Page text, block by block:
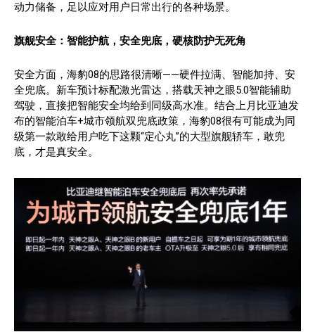
动力储备，足以应对用户日常出行的各种场景。
旗舰安全：智能护航，安全兜底，硬核防护无死角
安全方面，海豹08的思路很清晰——硬件拉满、智能加持、安
全兜底。新车预计标配激光雷达，搭载天神之眼5.0智能辅助
驾驶，直接把智能安全均给到同级高水准。结合上月比亚迪发
布的智能泊车+城市领航双兜底政策，海豹08很有可能成为同
级第一款敢给用户吃下这颗“定心丸”的大型旗舰轿车，敢兜
底，才是真安全。